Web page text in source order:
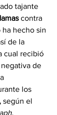
tajante
contra
hecho sin
de la
cual recibió
de
los
según el
.